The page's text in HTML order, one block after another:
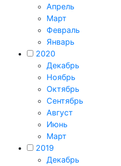
Апрель
Март
Февраль
Январь
2020
Декабрь
Ноябрь
Октябрь
Сентябрь
Август
Июнь
Март
2019
Декабрь